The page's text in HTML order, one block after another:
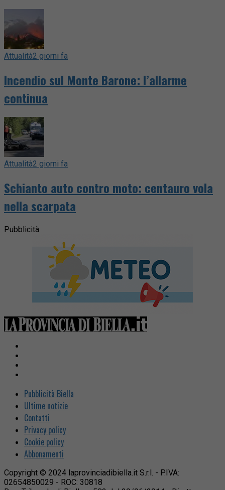
Attualità2 giorni fa
Incendio sul Monte Barone: l’allarme
continua
Attualità2 giorni fa
Schianto auto contro moto: centauro vola
nella scarpata
Pubblicità
Pubblicità Biella
Ultime notizie
Contatti
Privacy policy
Cookie policy
Abbonamenti
Copyright © 2024 laprovinciadibiella.it S.r.l. - P.IVA:
02654850029 - ROC: 30818